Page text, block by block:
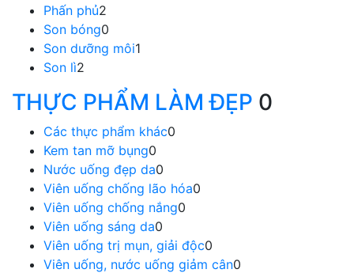
Phấn phủ2
Son bóng0
Son dưỡng môi1
Son lì2
THỰC PHẨM LÀM ĐẸP 0
Các thực phẩm khác0
Kem tan mỡ bụng0
Nước uống đẹp da0
Viên uống chống lão hóa0
Viên uống chống nắng0
Viên uống sáng da0
Viên uống trị mụn, giải độc0
Viên uống, nước uống giảm cân0